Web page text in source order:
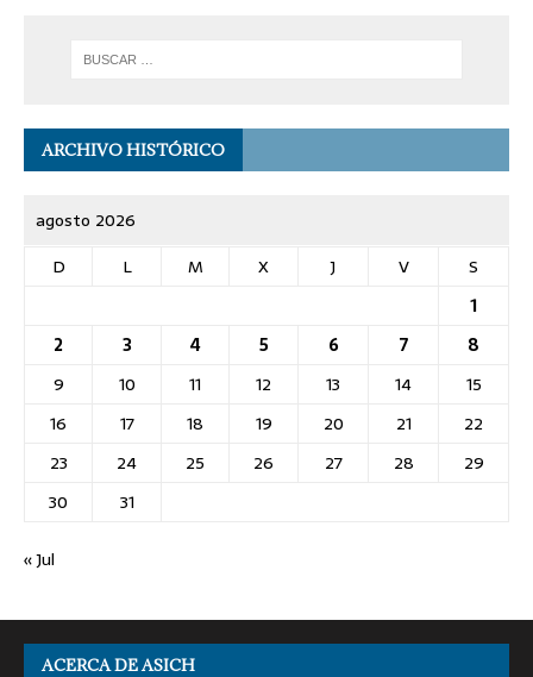
ARCHIVO HISTÓRICO
agosto 2026
D
L M X J V
S
1
2
3 4 5 6 7
8
9
10 11 12 13 14
15
16
17 18 19 20 21
22
23
24 25 26 27 28
29
30
31
« Jul
ACERCA DE ASICH